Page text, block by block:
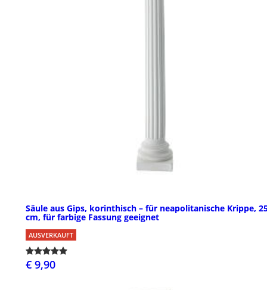
Säule aus Gips, korinthisch – für neapolitanische Krippe,
cm, für farbige Fassung geeignet
AUSVERKAUFT
€ 9,90